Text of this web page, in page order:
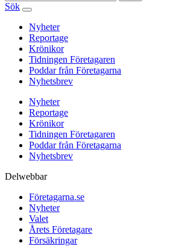
Sök
Nyheter
Reportage
Krönikor
Tidningen Företagaren
Poddar från Företagarna
Nyhetsbrev
Nyheter
Reportage
Krönikor
Tidningen Företagaren
Poddar från Företagarna
Nyhetsbrev
Delwebbar
Företagarna.se
Nyheter
Valet
Årets Företagare
Försäkringar